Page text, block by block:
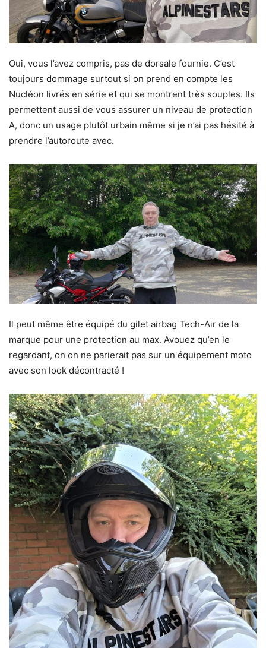
Oui, vous l’avez compris, pas de dorsale fournie. C’est
toujours dommage surtout si on prend en compte les
Nucléon livrés en série et qui se montrent très souples. Ils
permettent aussi de vous assurer un niveau de protection
A, donc un usage plutôt urbain même si je n’ai pas hésité à
prendre l’autoroute avec.
Il peut même être équipé du gilet airbag Tech-Air de la
marque pour une protection au max. Avouez qu’en le
regardant, on on ne parierait pas sur un équipement moto
avec son look décontracté !